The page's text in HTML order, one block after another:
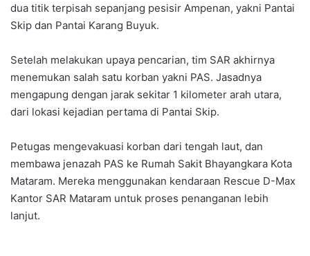
dua titik terpisah sepanjang pesisir Ampenan, yakni Pantai
Skip dan Pantai Karang Buyuk.
Setelah melakukan upaya pencarian, tim SAR akhirnya
menemukan salah satu korban yakni PAS. Jasadnya
mengapung dengan jarak sekitar 1 kilometer arah utara,
dari lokasi kejadian pertama di Pantai Skip.
Petugas mengevakuasi korban dari tengah laut, dan
membawa jenazah PAS ke Rumah Sakit Bhayangkara Kota
Mataram. Mereka menggunakan kendaraan Rescue D-Max
Kantor SAR Mataram untuk proses penanganan lebih
lanjut.